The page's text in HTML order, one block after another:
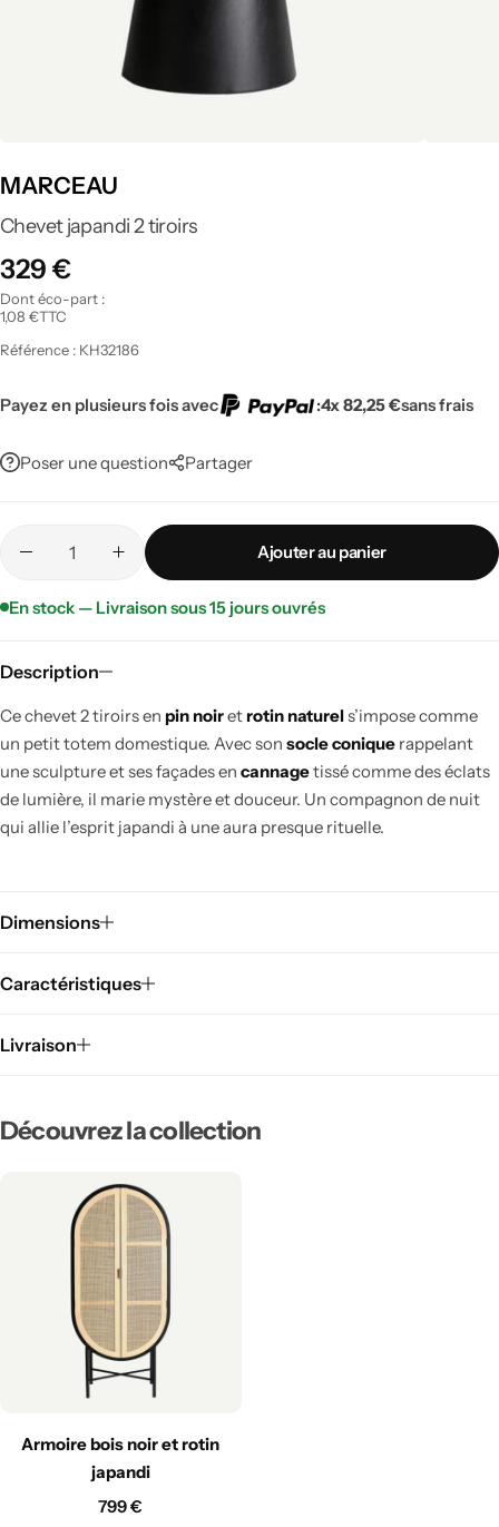
MARCEAU
Chevet japandi 2 tiroirs
329 €
Dont éco-part :
1,08 €TTC
Référence : KH32186
Payez en plusieurs fois avec :4x 82,25 €sans frais
Poser une question Partager
Ajouter au panier
En stock — Livraison sous 15 jours ouvrés
Description
Ce chevet 2 tiroirs en pin noiret rotin naturels’impose comme
un petit totem domestique. Avec son socle conique rappelant
une sculpture et ses façades en cannagetissé comme des éclats
de lumière, il marie mystère et douceur. Un compagnon de nuit
qui allie l’esprit japandi à une aura presque rituelle.
Dimensions
Caractéristiques
Livraison
Découvrez la collection
Armoire bois noir et rotin
japandi
799€